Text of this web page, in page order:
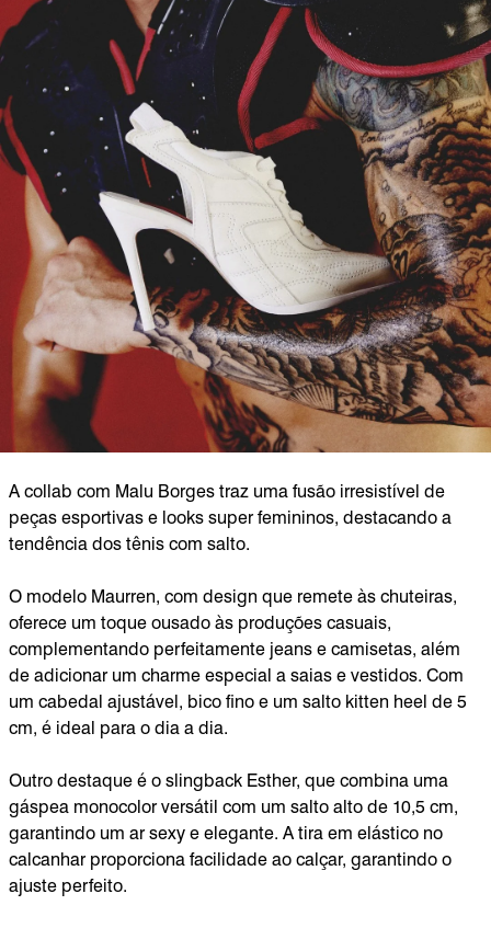
A collab com Malu Borges traz uma fusão irresistível de
peças esportivas e looks super femininos, destacando a
tendência dos tênis com salto.
O modelo Maurren, com design que remete às chuteiras,
oferece um toque ousado às produções casuais,
complementando perfeitamente jeans e camisetas, além
de adicionar um charme especial a saias e vestidos. Com
um cabedal ajustável, bico fino e um salto kitten heel de 5
cm, é ideal para o dia a dia.
Outro destaque é o slingback Esther, que combina uma
gáspea monocolor versátil com um salto alto de 10,5 cm,
garantindo um ar sexy e elegante. A tira em elástico no
calcanhar proporciona facilidade ao calçar, garantindo o
ajuste perfeito.